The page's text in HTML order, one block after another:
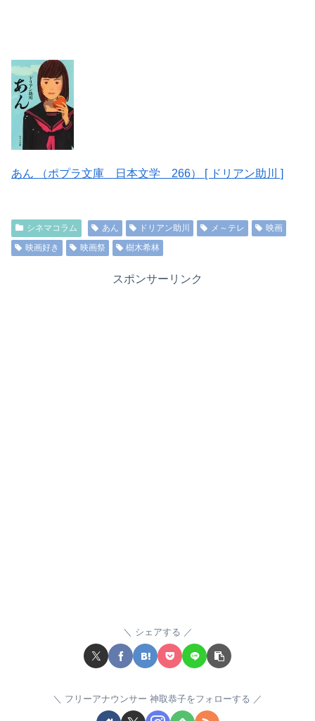
あん （ポプラ文庫 日本文学 266） [ ドリアン助川 ]
シネマコラム あん ドリアン助川 メ～テレ
映画
映画好き
映画祭 樹木希林
スポンサーリンク
シェアする
フリーアナウンサー 神取恭子をフォローする